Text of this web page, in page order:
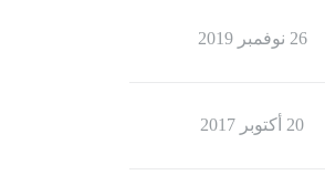
26 نوفمبر 2019
20 أكتوبر 2017